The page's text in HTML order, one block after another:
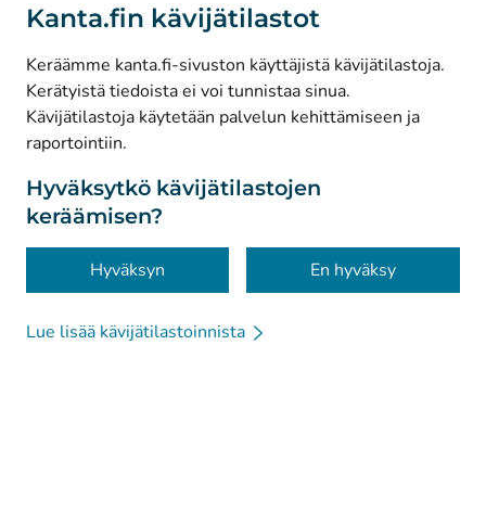
Kanta.fin kävijätilastot
Keräämme kanta.fi-sivuston käyttäjistä kävijätilastoja.
Kerätyistä tiedoista ei voi tunnistaa sinua.
Kävijätilastoja käytetään palvelun kehittämiseen ja
raportointiin.
Hyväksytkö kävijätilastojen
keräämisen?
Hyväksyn En hyväksy
Lue lisää kävijätilastoinnista
Facebook(Avautuu uuteen välilehteen)
© Kanta-Palvelut, Kansaneläkelaitos
Tietosuoja
Tietoa sivustosta
Saavutettavuus
Evästeet